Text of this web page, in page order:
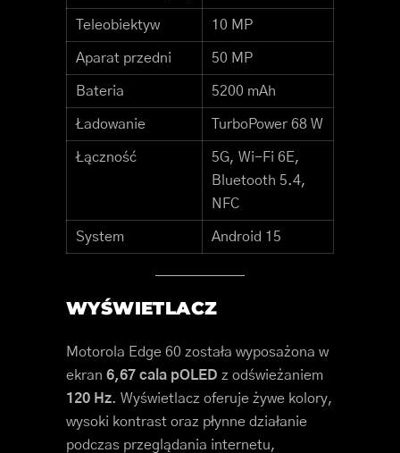
Teleobiektyw 10 MP
Aparat przedni 50 MP
Bateria 5200 mAh
Ładowanie TurboPower 68 W
Łączność
5G, Wi-Fi 6E,
Bluetooth 5.4,
NFC
System Android 15
WYŚWIETLACZ
Motorola Edge 60 została wyposażona w
ekran 6,67 cala pOLED z odświeżaniem
120 Hz. Wyświetlacz oferuje żywe kolory,
wysoki kontrast oraz płynne działanie
podczas przeglądania internetu,